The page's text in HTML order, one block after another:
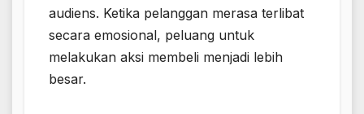
audiens. Ketika pelanggan merasa terlibat
secara emosional, peluang untuk
melakukan aksi membeli menjadi lebih
besar.